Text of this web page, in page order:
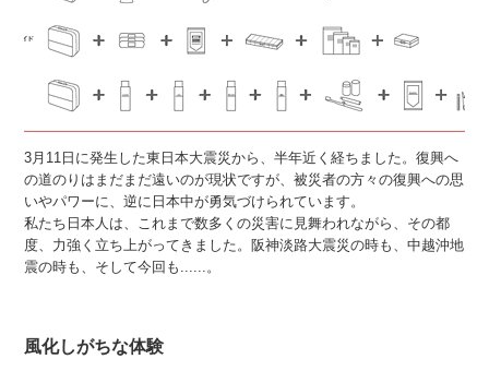
3月11日に発生した東日本大震災から、半年近く経ちました。復興へ
の道のりはまだまだ遠いのが現状ですが、被災者の方々の復興への思
いやパワーに、逆に日本中が勇気づけられています。
私たち日本人は、これまで数多くの災害に見舞われながら、その都
度、力強く立ち上がってきました。阪神淡路大震災の時も、中越沖地
震の時も、そして今回も......。
風化しがちな体験